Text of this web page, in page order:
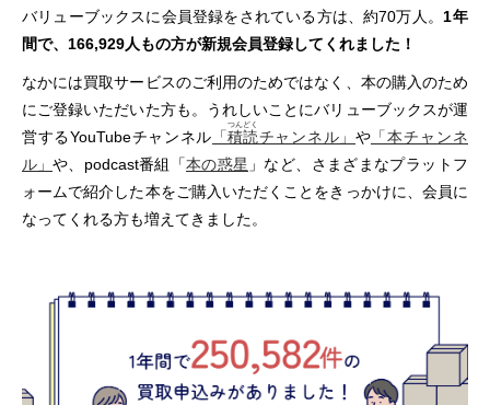
バリューブックスに会員登録をされている方は、約70万人。 1年
間で、166,929人もの方が新規会員登録してくれました！
なかには買取サービスのご利用のためではなく、本の購入のため
にご登録いただいた方も。うれしいことにバリューブックスが運
営するYouTubeチャンネル 「積読
つんどく
チャンネル」 や 「本チャンネ
ル」 や、podcast番組「本の惑星 」など、さまざまなプラットフ
ォームで紹介した本をご購入いただくことをきっかけに、会員に
なってくれる方も増えてきました。